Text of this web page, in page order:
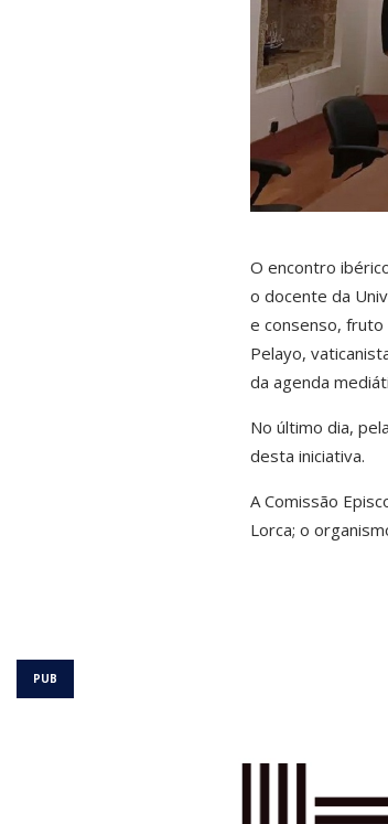
O encontro
o docente da
e consenso, fruto
Pelayo,
da agenda
No último dia,
desta iniciativa.
A Comissão
Lorca; o